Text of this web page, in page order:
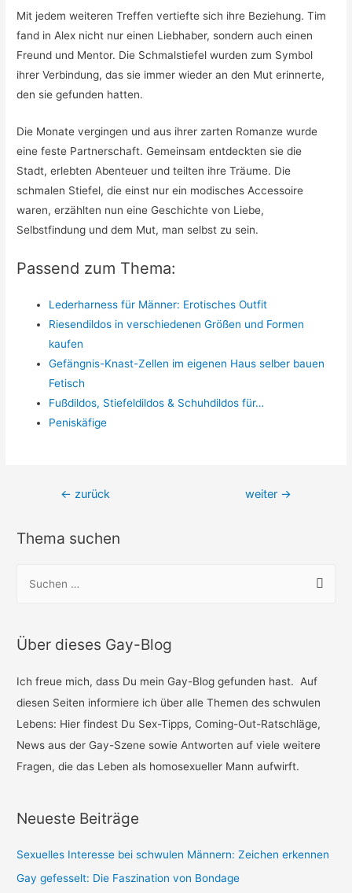
Mit jedem weiteren Treffen vertiefte sich ihre Beziehung. Tim
fand in Alex nicht nur einen Liebhaber, sondern auch einen
Freund und Mentor. Die Schmalstiefel wurden zum Symbol
ihrer Verbindung, das sie immer wieder an den Mut erinnerte,
den sie gefunden hatten.
Die Monate vergingen und aus ihrer zarten Romanze wurde
eine feste Partnerschaft. Gemeinsam entdeckten sie die
Stadt, erlebten Abenteuer und teilten ihre Träume. Die
schmalen Stiefel, die einst nur ein modisches Accessoire
waren, erzählten nun eine Geschichte von Liebe,
Selbstfindung und dem Mut, man selbst zu sein.
Passend zum Thema:
Lederharness für Männer: Erotisches Outfit
Riesendildos in verschiedenen Größen und Formen
kaufen
Gefängnis-Knast-Zellen im eigenen Haus selber bauen
Fetisch
Fußdildos, Stiefeldildos & Schuhdildos für…
Peniskäfige
Beitragsnavigation
← zurück weiter →
Thema suchen
h
n
n
a
c
h
Über dieses Gay-Blog
Ich freue mich, dass Du mein Gay-Blog gefunden hast. Auf
diesen Seiten informiere ich über alle Themen des schwulen
Lebens: Hier findest Du Sex-Tipps, Coming-Out-Ratschläge,
News aus der Gay-Szene sowie Antworten auf viele weitere
Fragen, die das Leben als homosexueller Mann aufwirft.
Neueste Beiträge
Sexuelles Interesse bei schwulen Männern: Zeichen erkennen
Gay gefesselt: Die Faszination von Bondage